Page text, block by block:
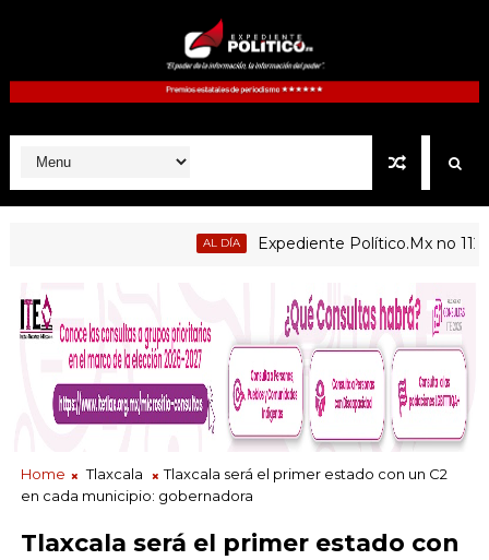
AL DÍA Expediente Político.Mx no 1126
Home Tlaxcala
Tlaxcala será el primer estado con un C2
en cada municipio: gobernadora
Tlaxcala será el primer estado con